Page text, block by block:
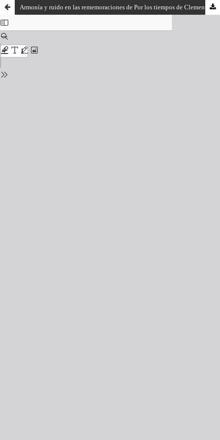
Armonía y ruido en las rememoraciones de Por los tiempos de Clemente Colling, de Felisberto Hernández.